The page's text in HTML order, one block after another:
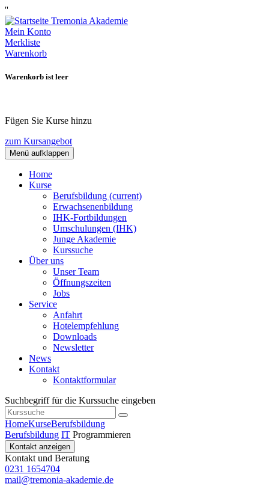
''
Mein Konto
Merkliste
Warenkorb
Warenkorb ist leer
Fügen Sie Kurse hinzu
zum Kursangebot
Menü aufklappen
Home
Kurse
Berufsbildung (current)
Erwachsenenbildung
IHK-Fortbildungen
Umschulungen (IHK)
Junge Akademie
Kurssuche
Über uns
Unser Team
Öffnungszeiten
Jobs
Service
Anfahrt
Hotelempfehlung
Downloads
Newsletter
News
Kontakt
Kontaktformular
Suchbegriff für die Kurssuche eingeben
HomeKurseBerufsbildung
Berufsbildung IT Programmieren
Kontakt anzeigen
Kontakt und Beratung
0231 1654704
mail@tremonia-akademie.de